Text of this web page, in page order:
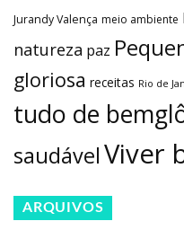
Jurandy Valença meio ambiente
natureza paz
gloriosa receitas Rio de
tudo de
saudávelViver
ARQUIVOS